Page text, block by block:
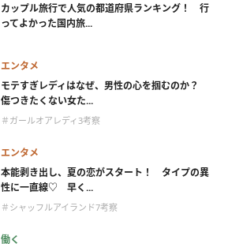
カップル旅行で人気の都道府県ランキング！ 行
ってよかった国内旅...
エンタメ
モテすぎレディはなぜ、男性の心を掴むのか？
傷つきたくない女た...
＃ガールオアレディ3考察
エンタメ
本能剥き出し、夏の恋がスタート！ タイプの異
性に一直線♡ 早く...
＃シャッフルアイランド7考察
働く